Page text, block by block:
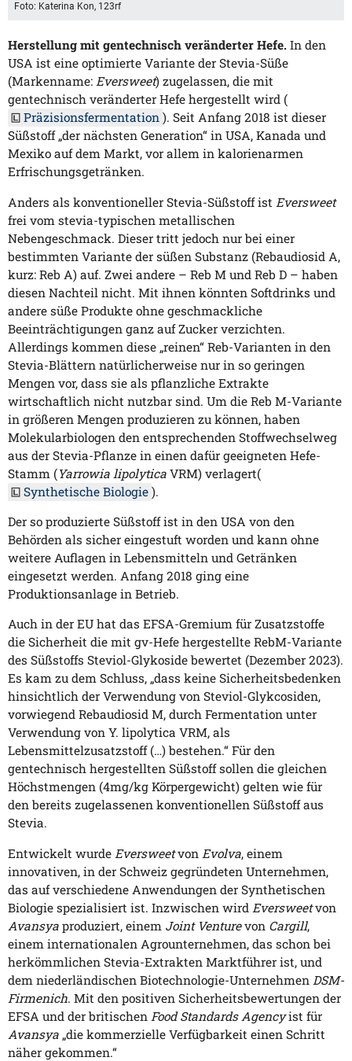
Foto: Katerina Kon, 123rf
Herstellung mit gentechnisch veränderter Hefe. In den
USA ist eine optimierte Variante der Stevia-Süße
(Markenname: Eversweet) zugelassen, die mit
gentechnisch veränderter Hefe hergestellt wird (
Präzisionsfermentation ). Seit Anfang 2018 ist dieser
Süßstoff „der nächsten Generation“ in USA, Kanada und
Mexiko auf dem Markt, vor allem in kalorienarmen
Erfrischungsgetränken.
Anders als konventioneller Stevia-Süßstoff ist Eversweet
frei vom stevia-typischen metallischen
Nebengeschmack. Dieser tritt jedoch nur bei einer
bestimmten Variante der süßen Substanz (Rebaudiosid A,
kurz: Reb A) auf. Zwei andere – Reb M und Reb D – haben
diesen Nachteil nicht. Mit ihnen könnten Softdrinks und
andere süße Produkte ohne geschmackliche
Beeinträchtigungen ganz auf Zucker verzichten.
Allerdings kommen diese „reinen“ Reb-Varianten in den
Stevia-Blättern natürlicherweise nur in so geringen
Mengen vor, dass sie als pflanzliche Extrakte
wirtschaftlich nicht nutzbar sind. Um die Reb M-Variante
in größeren Mengen produzieren zu können, haben
Molekularbiologen den entsprechenden Stoffwechselweg
aus der Stevia-Pflanze in einen dafür geeigneten Hefe-
Stamm (Yarrowia lipolytica VRM) verlagert(
Synthetische Biologie ).
Der so produzierte Süßstoff ist in den USA von den
Behörden als sicher eingestuft worden und kann ohne
weitere Auflagen in Lebensmitteln und Getränken
eingesetzt werden. Anfang 2018 ging eine
Produktionsanlage in Betrieb.
Auch in der EU hat das EFSA-Gremium für Zusatzstoffe
die Sicherheit die mit gv-Hefe hergestellte RebM-Variante
des Süßstoffs Steviol-Glykoside bewertet (Dezember 2023).
Es kam zu dem Schluss, „dass keine Sicherheitsbedenken
hinsichtlich der Verwendung von Steviol-Glykcosiden,
vorwiegend Rebaudiosid M, durch Fermentation unter
Verwendung von Y. lipolytica VRM, als
Lebensmittelzusatzstoff (…) bestehen.“ Für den
gentechnisch hergestellten Süßstoff sollen die gleichen
Höchstmengen (4mg/kg Körpergewicht) gelten wie für
den bereits zugelassenen konventionellen Süßstoff aus
Stevia.
Entwickelt wurde Eversweetvon Evolva, einem
innovativen, in der Schweiz gegründeten Unternehmen,
das auf verschiedene Anwendungen der Synthetischen
Biologie spezialisiert ist. Inzwischen wird Eversweetvon
Avansya produziert, einem Joint Venturevon Cargill,
einem internationalen Agrounternehmen, das schon bei
herkömmlichen Stevia-Extrakten Marktführer ist, und
dem niederländischen Biotechnologie-Unternehmen DSM-
Firmenich. Mit den positiven Sicherheitsbewertungen der
EFSA und der britischen Food Standards Agencyist für
Avansya „die kommerzielle Verfügbarkeit einen Schritt
näher gekommen.“